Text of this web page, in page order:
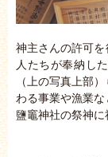
神主さんの許可
人たちが奉納し
（上の写真上部
わる事業や漁業
鹽竈神社の祭神に